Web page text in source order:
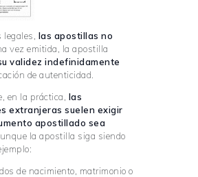
las apostillas no
vez emitida, la apostilla
validez indefinidamente
de autenticidad.
en la práctica, las
extranjeras suelen exigir
apostillado sea
la apostilla siga siendo
de nacimiento, matrimonio o